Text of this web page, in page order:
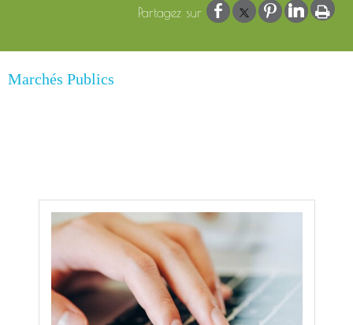
Marchés Publics